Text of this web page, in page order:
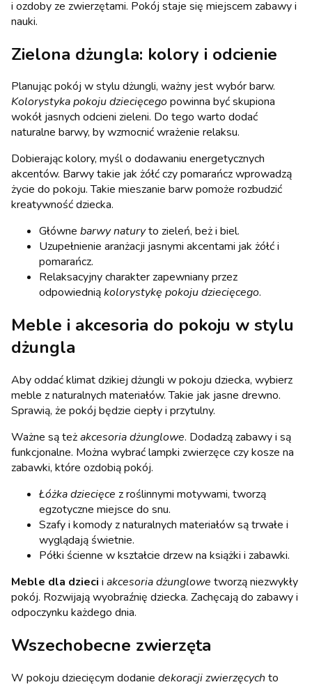
i ozdoby ze zwierzętami. Pokój staje się miejscem zabawy i
nauki.
Zielona dżungla: kolory i odcienie
Planując pokój w stylu dżungli, ważny jest wybór barw.
Kolorystyka pokoju dziecięcegopowinna być skupiona
wokół jasnych odcieni zieleni. Do tego warto dodać
naturalne barwy, by wzmocnić wrażenie relaksu.
Dobierając kolory, myśl o dodawaniu energetycznych
akcentów. Barwy takie jak żółć czy pomarańcz wprowadzą
życie do pokoju. Takie mieszanie barw pomoże rozbudzić
kreatywność dziecka.
Główne barwy naturyto zieleń, beż i biel.
Uzupełnienie aranżacji jasnymi akcentami jak żółć i
pomarańcz.
Relaksacyjny charakter zapewniany przez
odpowiedniąkolorystykę pokoju dziecięcego.
Meble i akcesoria do pokoju w stylu
dżungla
Aby oddać klimat dzikiej dżungli w pokoju dziecka, wybierz
meble z naturalnych materiałów. Takie jak jasne drewno.
Sprawią, że pokój będzie ciepły i przytulny.
Ważne są teżakcesoria dżunglowe. Dodadzą zabawy i są
funkcjonalne. Można wybrać lampki zwierzęce czy kosze na
zabawki, które ozdobią pokój.
Łóżka dziecięce z roślinnymi motywami, tworzą
egzotyczne miejsce do snu.
Szafy i komody z naturalnych materiałów są trwałe i
wyglądają świetnie.
Półki ścienne w kształcie drzew na książki i zabawki.
Meble dla dzieci i akcesoria dżunglowe tworzą niezwykły
pokój. Rozwijają wyobraźnię dziecka. Zachęcają do zabawy i
odpoczynku każdego dnia.
Wszechobecne zwierzęta
W pokoju dziecięcym dodanie dekoracji zwierzęcych to